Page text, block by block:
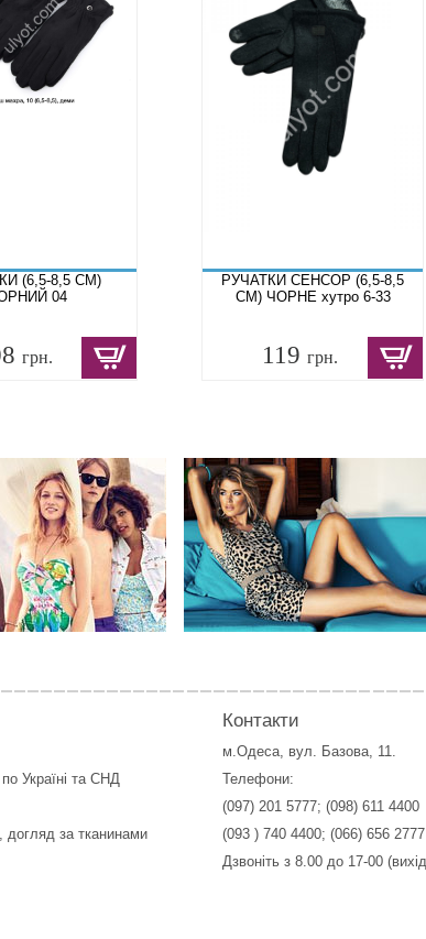
(6,5-8,5 СМ)
04
грн.
РУЧАТКИ СЕНСОР (6,5-8,5
СМ) ЧОРНЕ хутро 6-33
119 грн.
Україні та СНД
догляд за тканинами
Контакти
м.Одеса, вул. Базова, 11.
Телефони:
(097) 201 5777; (098) 611 4400
(093 ) 740 4400; (066) 656 2777
Дзвоніть з 8.00 до 17-00